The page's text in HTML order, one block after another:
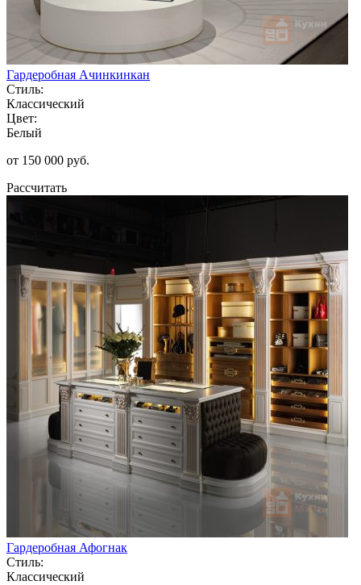
Гардеробная Ачинкинкан
Стиль:
Классический
Цвет:
Белый
от 150 000 руб.
Рассчитать
Гардеробная Афогнак
Стиль:
Классический